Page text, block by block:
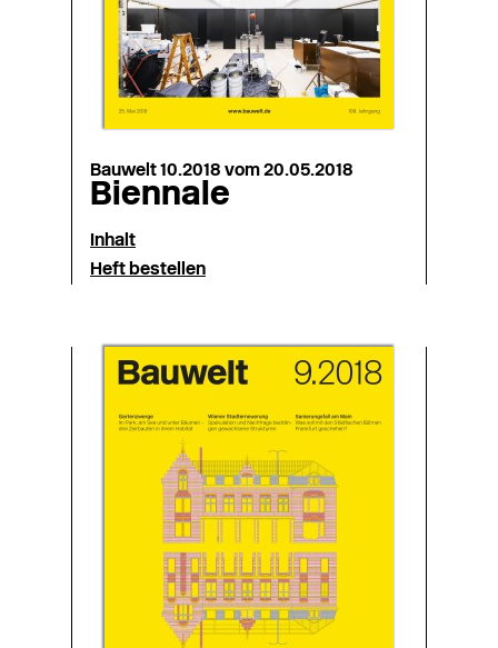
Bauwelt 10.2018 vom 20.05.2018
Biennale
Inhalt
Heft bestellen